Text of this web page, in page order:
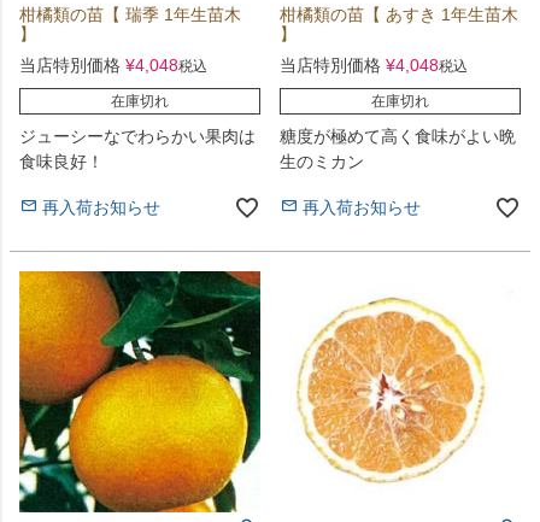
柑橘類の苗【 瑞季 1年生苗木
】
当店特別価格 ¥4,048税込
在庫切れ
ジューシーなでわらかい果肉は
食味良好！
再入荷お知らせ
柑橘類の苗【 あすき 1年生苗木
】
当店特別価格 ¥4,048税込
在庫切れ
糖度が極めて高く食味がよい晩
生のミカン
再入荷お知らせ